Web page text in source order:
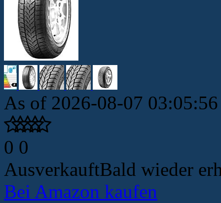
As of 2026-08-07
0 0
AusverkauftBald wieder
Bei Amazon kaufen